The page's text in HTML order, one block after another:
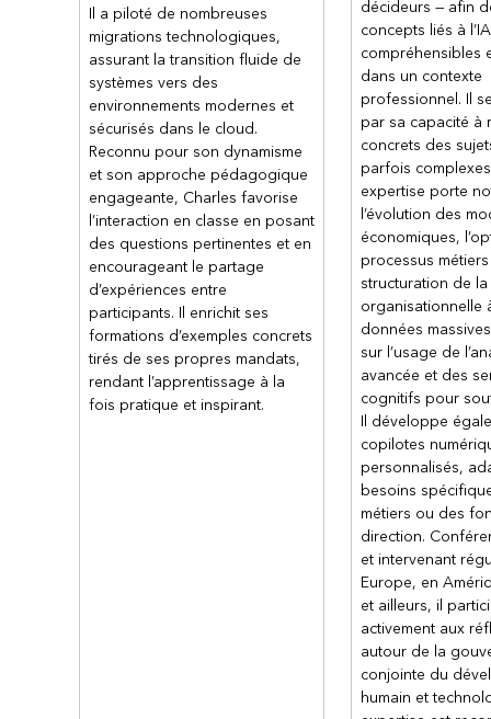
Leçons
Utiliser les techniques de
Créateur d'une formule avancée qui
canvas dans Power Apps
Effectuer des mises à jour
Effectuer des tests et des contrôles de
Travailler avec des données
Travailler avec des limites de sources de
Connecter à d'autres données dans une
Utiliser des connecteurs personnalisés
Module 4: Automatiser un
Ce module vous présente Power
Leçons
Démarrer avec Power Automate
Construire des flux plus complexes avec
Introduction aux flux de processus
Créer un flux de processus commerciaux
Comprendre les concepts avancés de
Introduction aux expressions dans Power
Module 5: Introduction au
Ce module est la première étape dans
Il a piloté de nombreuses
migrations technologiques,
assurant la transition fluide de
systèmes vers des
environnements modernes et
sécurisés dans le cloud.
Reconnu pour son dynamisme
et son approche pédagogique
engageante, Charles favorise
l’interaction en classe en posant
des questions pertinentes et en
encourageant le partage
d’expériences entre
participants. Il enrichit ses
formations d’exemples concrets
tirés de ses propres mandats,
rendant l’apprentissage à la
fois pratique et inspirant.
décideurs — afin
concepts liés à l’IA
compréhensibles
dans un contexte
professionnel. Il
par sa capacité à
concrets des
parfois
expertise porte
l’évolution des
économiques,
processus métiers
structuration de la
organisationnelle
données
sur l’usage de
avancée et des
cognitifs pour
Il développe
copilotes
personnalisés,
besoins
métiers ou des
direction.
et intervenant
Europe, en
et ailleurs, il
activement aux
autour de la
conjointe du
humain et